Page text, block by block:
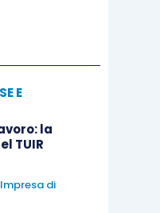
quotidianità scandita
di insegnante al
E
la
TUIR
di